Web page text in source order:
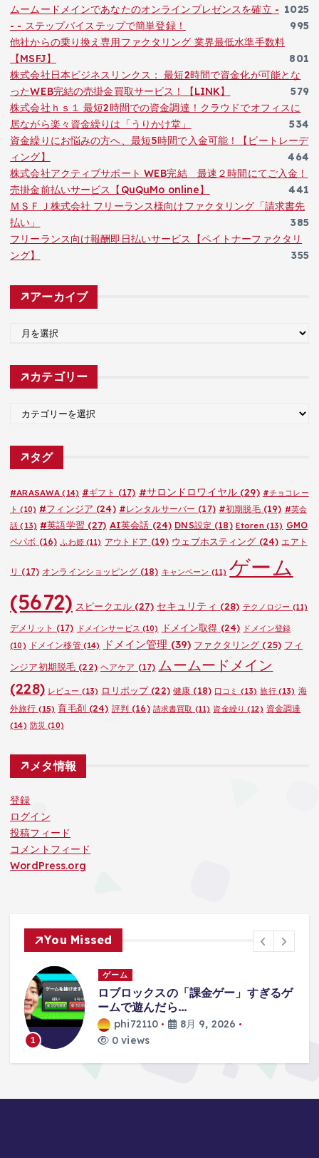
1025
ムームードメインであなたのオンラインプレゼンスを確立 -
- - ステップバイステップで簡単登録！
995
他社からの乗り換え専用ファクタリング 業界最低水準手数料
【MSFJ】
801
株式会社日本ビジネスリンクス： 最短2時間で資金化が可能とな
ったWEB完結の売掛金買取サービス！【LINK】
579
株式会社ｈｓ１ 最短2時間での資金調達！クラウドでオフィスに
居ながら楽々資金繰りは「うりかけ堂」
534
資金繰りにお悩みの方へ、最短5時間で入金可能！【ビートレーデ
ィング】
464
株式会社アクティブサポート WEB完結 最速２時間にてご入金！
売掛金前払いサービス【QuQuMo online】
441
ＭＳＦＪ株式会社 フリーランス様向けファクタリング「請求書先
払い」
385
フリーランス向け報酬即日払いサービス【ペイトナーファクタリ
ング】
355
アーカイブ
カ
カテゴリー
ゴ
タグ
#ARASAWA (14) #ギフト (17) #サロンドロワイヤル(29) #チョコレー
ト (10) #フィンジア (24) #レンタルサーバー (17) #初期脱毛(19) #英会
話 (13) #英語学習 (27) AI英会話 (24) DNS設定 (18) Etoren(13) GMO
ペパボ (16) ふわ姫(11) アウトドア (19) ウェブホスティング (24) エアト
リ (17) オンラインショッピング(18) キャンペーン (11) ゲーム
(5672) スピークエル(27) セキュリティ (28) テクノロジー (11)
デメリット (17) ドメインサービス (10) ドメイン取得 (24) ドメイン登録
(10)
ドメイン移管(14) ドメイン管理 (39) ファクタリング (25) フィ
ンジア初期脱毛 (22) ヘアケア (17) ムームードメイン
(228) レビュー (13) ロリポップ(22) 健康 (18) 口コミ (13) 旅行(13) 海
外旅行 (15) 育毛剤(24) 評判 (16) 請求書買取 (11) 資金繰り (12) 資金調達
(14) 防災 (10)
メタ情報
登録
ログイン
投稿フィード
コメントフィード
WordPress.org
You Missed
1
ゲーム
ロブロックスの「課金ゲー」すぎるゲ
ームで遊んだら…
phi72110
8月 9, 2026
0 views